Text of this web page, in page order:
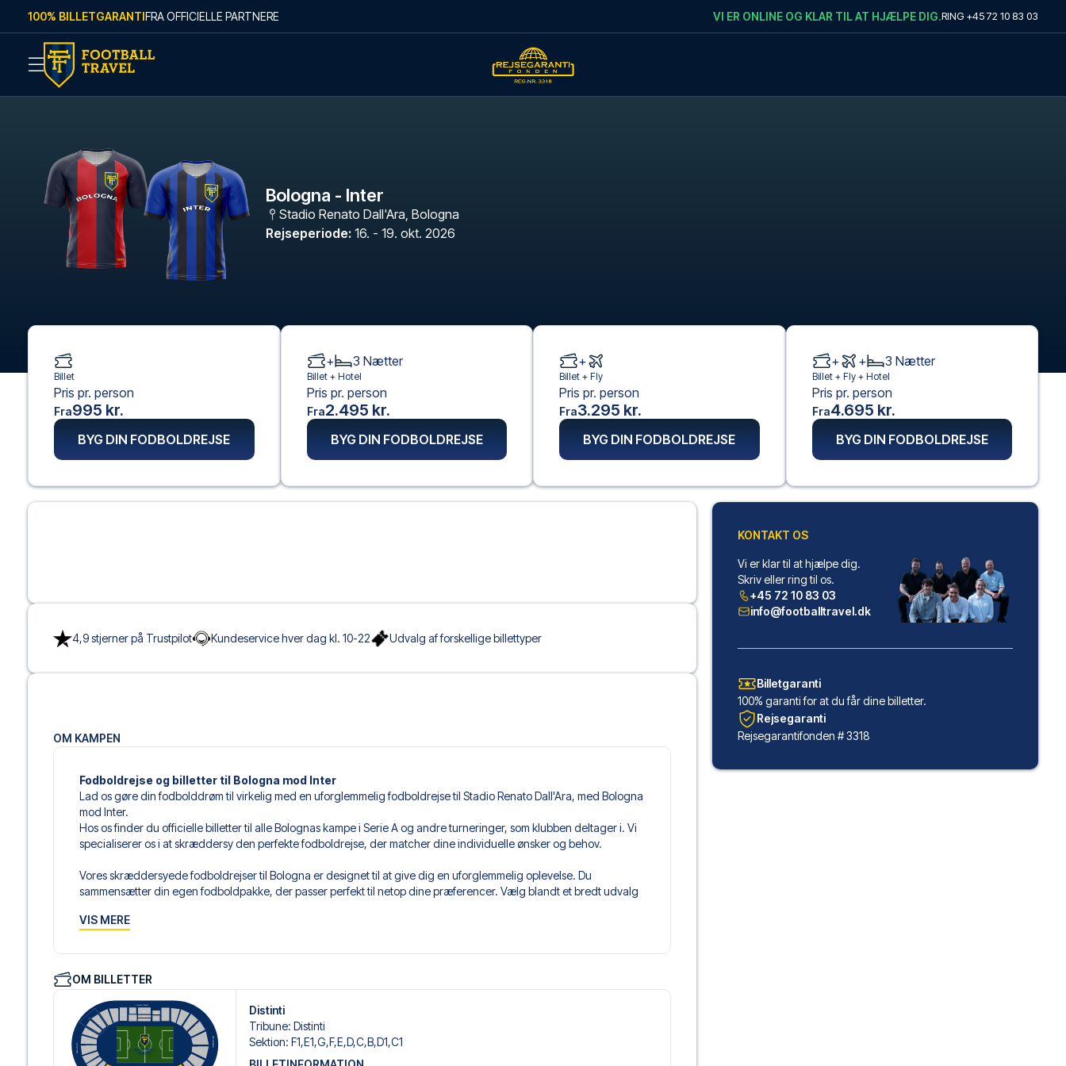
Skip to content
100% BILLETGARANTIFRA OFFICIELLE PARTNERE VI ER ONLINE OG KLAR TIL AT HJÆLPE DIG.RING +45 72 10 83 03
Bologna - Inter
Stadio Renato Dall'Ara, Bologna
Rejseperiode: 16. - 19. okt. 2026
4,9 stjerner på Trustpilot Kundeservice hver dag kl. 10-22 Udvalg af forskellige billettyper
OM KAMPEN
Fodboldrejse og billetter til Bologna mod Inter
Lad os gøre din fodbolddrøm til virkelig med en uforglemmelig fodboldrejse til Stadio Renato Dall'Ara, med Bologna
mod Inter.
Hos os finder du officielle billetter til alle Bolognas kampe i Serie A og andre turneringer, som klubben deltager i. Vi
specialiserer os i at skræddersy den perfekte fodboldrejse, der matcher dine individuelle ønsker og behov.
Vores skræddersyede fodboldrejser til Bologna er designet til at give dig en uforglemmelig oplevelse. Du
sammensætter din egen fodboldpakke, der passer perfekt til netop dine præferencer. Vælg blandt et bredt udvalg
det er en hospitality-billet. En hospitality-billet, er en billet, hvor der er mere inkluderet end selve billetten. Det kan
du vælger billettypen, og på dine rejsedokumenter.
Vi tilbyder et bredt udvalg af håndplukkede hoteller i Bologna , der passer til enhver smag og ethvert budget. Fra
luksuriøse 5-stjernede hoteller til charmerende boutiquehoteller og prisvenlige alternativer – vi har noget for
enhver rejsende. Vi tager højde for beliggenhed, komfort og pris. Det eneste du skal gøre er at vælge det hotel der
VIS MERE
OM BILLETTER
Distinti
Tribune: Distinti
Sektion: F1,E1,G,F,E,D,C,B,D1,C1
Billet
Pris pr. person
Fra995 kr.
BYG DIN FODBOLDREJSE
+ 3 Nætter
Billet + Hotel
Pris pr. person
Fra2.495 kr.
BYG DIN FODBOLDREJSE
+
Billet + Fly
Pris pr. person
Fra3.295 kr.
BYG DIN FODBOLDREJSE
+ + 3 Nætter
Billet + Fly+ Hotel
Pris pr. person
Fra4.695 kr.
BYG DIN FODBOLDREJSE
KONTAKT OS
Vi er klar til at hjælpe dig.
Skriv eller ring til os.
+45 72 10 83 03
info@footballtravel.dk
Billetgaranti
100% garanti for at du får dine billetter.
Rejsegaranti
Rejsegarantifonden # 3318